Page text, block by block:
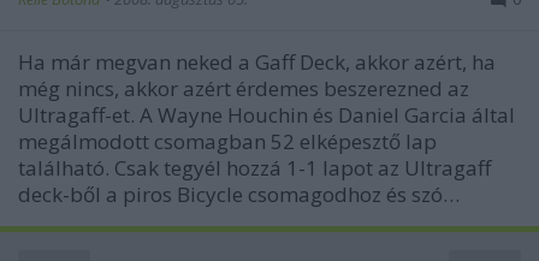
Ha már megvan neked a Gaff Deck, akkor azért, ha
még nincs, akkor azért érdemes beszerezned az
Ultragaff-et. A Wayne Houchin és Daniel Garcia által
megálmodott csomagban 52 elképesztő lap
található. Csak tegyél hozzá 1-1 lapot az Ultragaff
deck-ből a piros Bicycle csomagodhoz és szó…